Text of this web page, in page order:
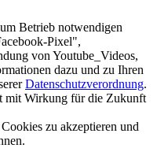
Betrieb notwendigen
Pixel",
von Youtube_Videos,
dazu und zu Ihren
Datenschutzverordnung.
mit Wirkung für die Zukunft
zu akzeptieren und